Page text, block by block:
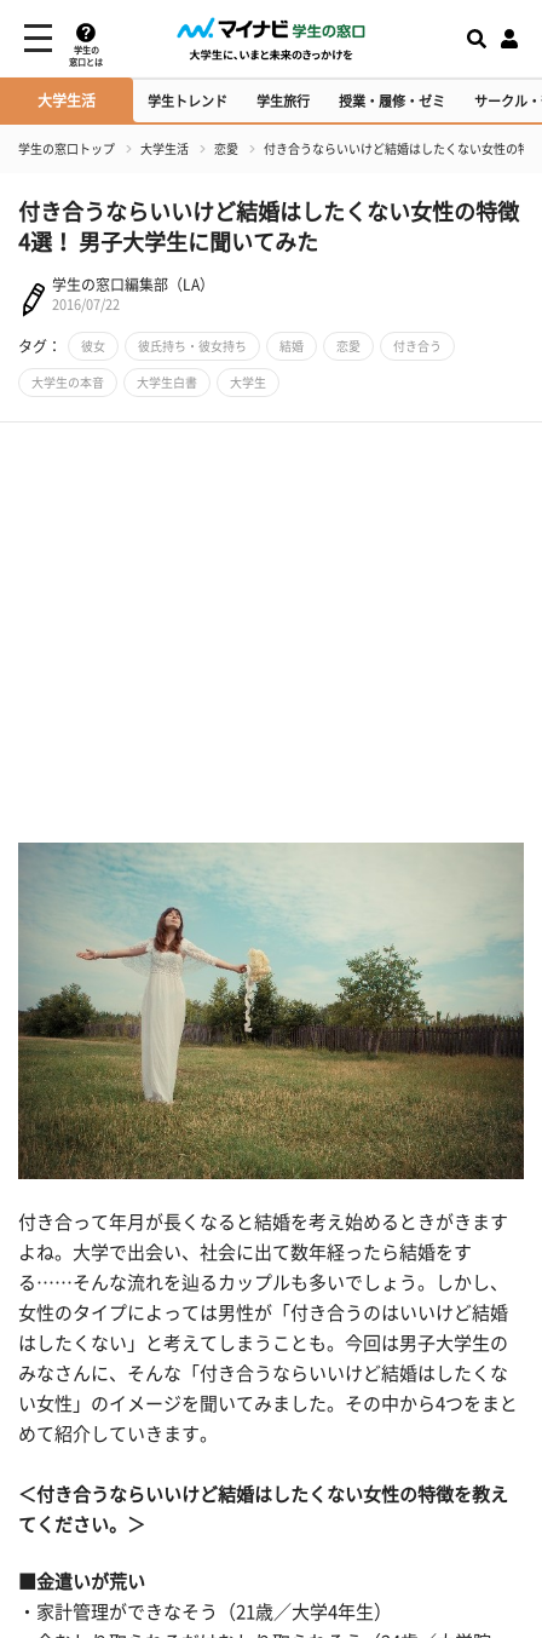
学生の
窓口とは
大学生活 学生トレンド 学生旅行 授業・履修・ゼミ サークル
学生の窓口トップ 大学生活 恋愛 付き合うならいいけど結婚はしたくない女性の特
付き合うならいいけど結婚はしたくない女性の特徴
4選！ 男子大学生に聞いてみた
学生の窓口編集部（LA）
2016/07/22
タグ： 彼女 彼氏持ち・彼女持ち 結婚 恋愛 付き合う
大学生の本音 大学生白書 大学生
付き合って年月が長くなると結婚を考え始めるときがきます
よね。大学で出会い、社会に出て数年経ったら結婚をす
る……そんな流れを辿るカップルも多いでしょう。しかし、
女性のタイプによっては男性が「付き合うのはいいけど結婚
はしたくない」と考えてしまうことも。今回は男子大学生の
みなさんに、そんな「付き合うならいいけど結婚はしたくな
い女性」のイメージを聞いてみました。その中から4つをまと
めて紹介していきます。
＜付き合うならいいけど結婚はしたくない女性の特徴を教え
てください。＞
金遣いが荒い
・家計管理ができなそう（21歳／大学4年生）